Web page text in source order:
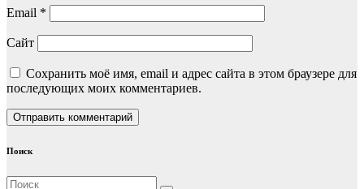
Email *
Сайт
Сохранить моё имя, email и адрес сайта в этом браузере для
последующих моих комментариев.
Поиск